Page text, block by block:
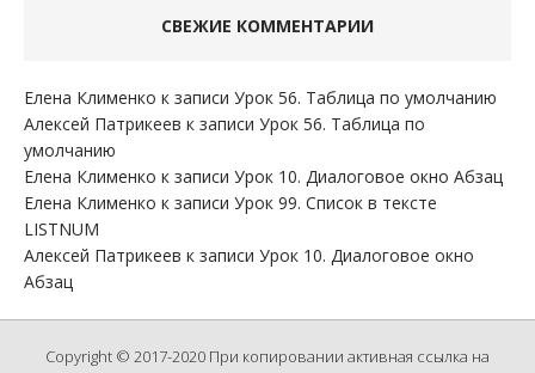
СВЕЖИЕ КОММЕНТАРИИ
Елена Клименко к записи Урок 56. Таблица по умолчанию
Алексей Патрикеев к записи Урок 56. Таблица по
умолчанию
Елена Клименко к записи Урок 10. Диалоговое окно Абзац
Елена Клименко к записи Урок 99. Список в тексте
LISTNUM
Алексей Патрикеев к записи Урок 10. Диалоговое окно
Абзац
Copyright © 2017-2020 При копировании активная ссылка на